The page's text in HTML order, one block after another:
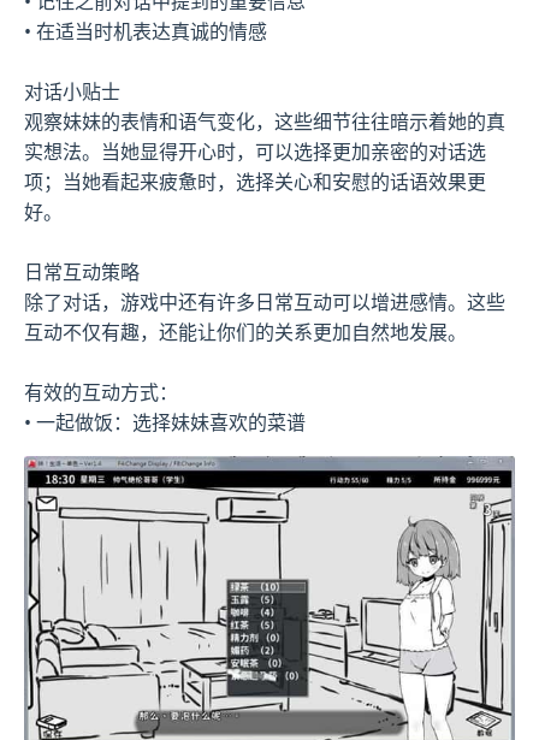
• 在适当时机表达真诚的情感
对话小贴士
观察妹妹的表情和语气变化，这些细节往往暗示着她的真
实想法。当她显得开心时，可以选择更加亲密的对话选
项；当她看起来疲惫时，选择关心和安慰的话语效果更
好。
日常互动策略
除了对话，游戏中还有许多日常互动可以增进感情。这些
互动不仅有趣，还能让你们的关系更加自然地发展。
有效的互动方式：
• 一起做饭：选择妹妹喜欢的菜谱